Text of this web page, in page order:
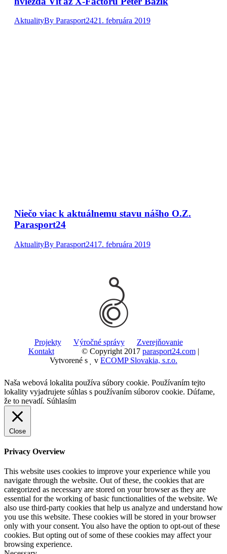
AktualityBy Parasport2421. februára 2019
Niečo viac k aktuálnemu stavu nášho O.Z.
Parasport24
AktualityBy Parasport2417. februára 2019
Projekty Výročné správy
Zverejňovanie
Kontakt
© Copyright 2017 parasport24.com|
Vytvorené s
v ECOMP Slovakia, s.r.o.
Naša webová lokalita používa súbory cookie. Používaním tejto
lokality vyjadrujete súhlas s používaním súborov cookie. Dúfame,
že to nevadí. Súhlasím
Close
Privacy Overview
This website uses cookies to improve your experience while you
navigate through the website. Out of these, the cookies that are
categorized as necessary are stored on your browser as they are
essential for the working of basic functionalities of the website. We
also use third-party cookies that help us analyze and understand how
you use this website. These cookies will be stored in your browser
only with your consent. You also have the option to opt-out of these
cookies. But opting out of some of these cookies may affect your
browsing experience.